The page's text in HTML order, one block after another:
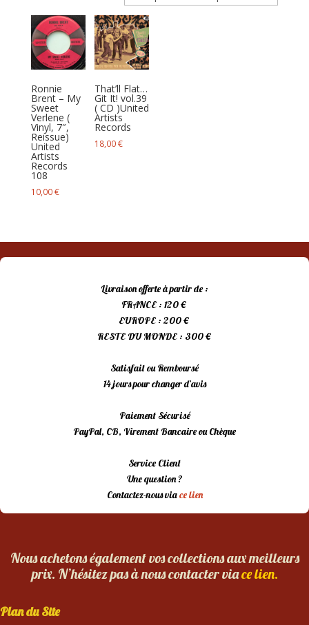
plus
récent
au
ancien
Ronnie
Brent – My
Sweet
Verlene (
Vinyl, 7″,
Reissue)
United
Artists
Records
108
10,00€
That’ll Flat…
Git It! vol.39
( CD ) United
Artists
Records
18,00€
Livraison offerte à partir de :
FRANCE : 120 €
EUROPE : 200 €
RESTE DU MONDE : 300 €
Satisfait ou Remboursé
14 jours pour changer d’avis
Paiement Sécurisé
PayPal, CB, Virement Bancaire ou Chèque
Service Client
Une question ?
Contactez-nous viace lien
Nous achetons également vos collections aux meilleurs
prix. N’hésitez pas à nous contacter viace lien.
Plan du Site